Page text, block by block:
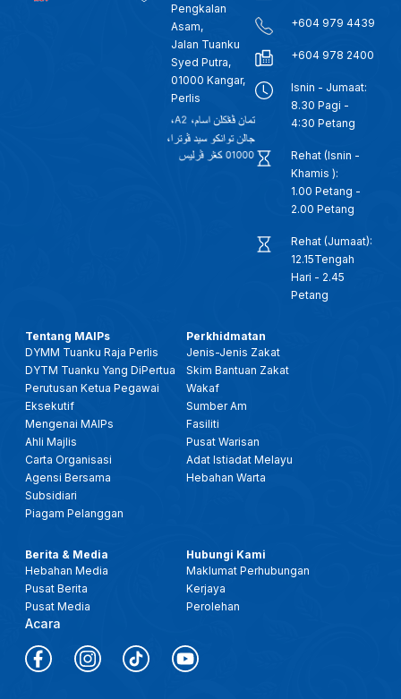
Pengkalan
Asam,
Jalan Tuanku
Syed Putra,
01000 Kangar,
Perlis
+604 979 4439
+604 978 2400
Isnin - Jumaat:
8.30 Pagi -
4:30 Petang
Rehat (Isnin -
Khamis ):
1.00 Petang -
2.00 Petang
Rehat (Jumaat):
12.15Tengah
Hari - 2.45
Petang
Tentang MAIPs
DYMM Tuanku Raja Perlis
DYTM Tuanku Yang DiPertua
Perutusan Ketua Pegawai
Eksekutif
Mengenai MAIPs
Ahli Majlis
Carta Organisasi
Agensi Bersama
Subsidiari
Piagam Pelanggan
Perkhidmatan
Jenis-Jenis Zakat
Skim Bantuan Zakat
Wakaf
Sumber Am
Fasiliti
Pusat Warisan
Adat Istiadat Melayu
Hebahan Warta
Berita & Media
Hebahan Media
Pusat Berita
Pusat Media
Acara
Hubungi Kami
Maklumat Perhubungan
Kerjaya
Perolehan